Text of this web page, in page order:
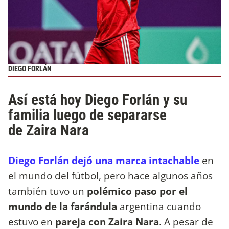
DIEGO FORLÁN
Así está hoy Diego Forlán y su
familia luego de separarse
de Zaira Nara
Diego Forlán dejó una marca intachable en
el mundo del fútbol, pero hace algunos años
también tuvo un polémico paso por el
mundo de la farándula argentina cuando
estuvo en pareja con Zaira Nara. A pesar de